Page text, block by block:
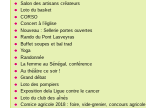
Salon des artisans créateurs
Loto du basket
CORSO
Concert à l’église
Nouveau : Sellerie portes ouvertes
Rando du Pont Lasveyras
Buffet soupes et bal trad
Yoga
Randonnée
La femme au Sénégal, conférence
Au théâtre ce soir !
Grand débat
Loto des pompiers
Exposition dela Ligue contre le cancer
Loto du club des aînés
Comice agricole 2018 : foire, vide-grenier, concours agricole